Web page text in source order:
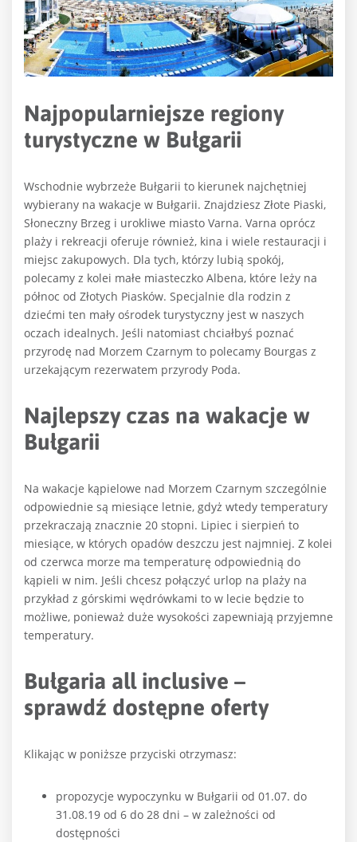
Najpopularniejsze regiony
turystyczne w Bułgarii
Wschodnie wybrzeże Bułgarii to kierunek najchętniej
wybierany na wakacje w Bułgarii. Znajdziesz Złote Piaski,
Słoneczny Brzeg i urokliwe miasto Varna. Varna oprócz
plaży i rekreacji oferuje również, kina i wiele restauracji i
miejsc zakupowych. Dla tych, którzy lubią spokój,
polecamy z kolei małe miasteczko Albena, które leży na
północ od Złotych Piasków. Specjalnie dla rodzin z
dziećmi ten mały ośrodek turystyczny jest w naszych
oczach idealnych. Jeśli natomiast chciałbyś poznać
przyrodę nad Morzem Czarnym to polecamy Bourgas z
urzekającym rezerwatem przyrody Poda.
Najlepszy czas na wakacje w
Bułgarii
Na wakacje kąpielowe nad Morzem Czarnym szczególnie
odpowiednie są miesiące letnie, gdyż wtedy temperatury
przekraczają znacznie 20 stopni. Lipiec i sierpień to
miesiące, w których opadów deszczu jest najmniej. Z kolei
od czerwca morze ma temperaturę odpowiednią do
kąpieli w nim. Jeśli chcesz połączyć urlop na plaży na
przykład z górskimi wędrówkami to w lecie będzie to
możliwe, ponieważ duże wysokości zapewniają przyjemne
temperatury.
Bułgaria all inclusive –
sprawdź dostępne oferty
Klikając w poniższe przyciski otrzymasz:
propozycje wypoczynku w Bułgarii od 01.07. do
31.08.19 od 6 do 28 dni – w zależności od
dostępności